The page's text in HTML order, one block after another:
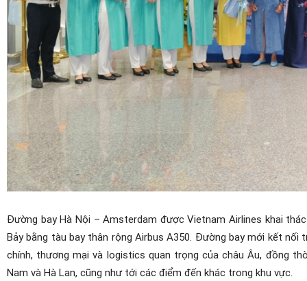
Đường bay Hà Nội – Amsterdam được Vietnam Airlines khai
Bảy bằng tàu bay thân rộng Airbus A350. Đường bay mới kết
chính, thương mại và logistics quan trọng của châu Âu, đồng
Nam và Hà Lan, cũng như tới các điểm đến khác trong khu vực.